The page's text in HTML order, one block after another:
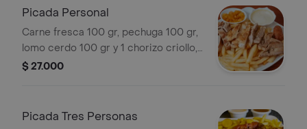
Picada Personal
Carne fresca 100 gr, pechuga 100 gr,
lomo cerdo 100 gr y 1 chorizo criollo,
acompañado de papa francesa.
$ 27.000
Picada Tres Personas